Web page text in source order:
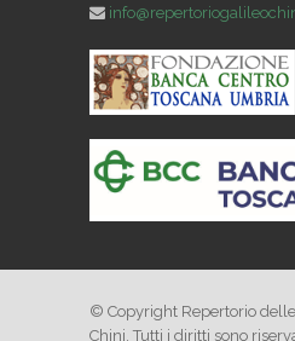
© Copyright Repertorio
Chini. Tutti i diritti sono